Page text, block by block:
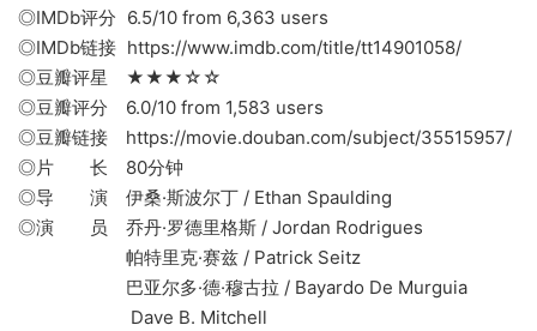
◎IMDb评分 6.5/10 from 6,363 users
◎IMDb链接 https://www.imdb.com/title/tt14901058/
◎豆瓣评星 ★★★☆☆
◎豆瓣评分 6.0/10 from 1,583 users
◎豆瓣链接 https://movie.douban.com/subject/35515957/
◎片 长 80分钟
◎导 演 伊桑·斯波尔丁 / Ethan Spaulding
◎演 员 乔丹·罗德里格斯 / Jordan Rodrigues
帕特里克·赛兹 / Patrick Seitz
巴亚尔多·德·穆古拉 / Bayardo De Murguia
Dave B. Mitchell